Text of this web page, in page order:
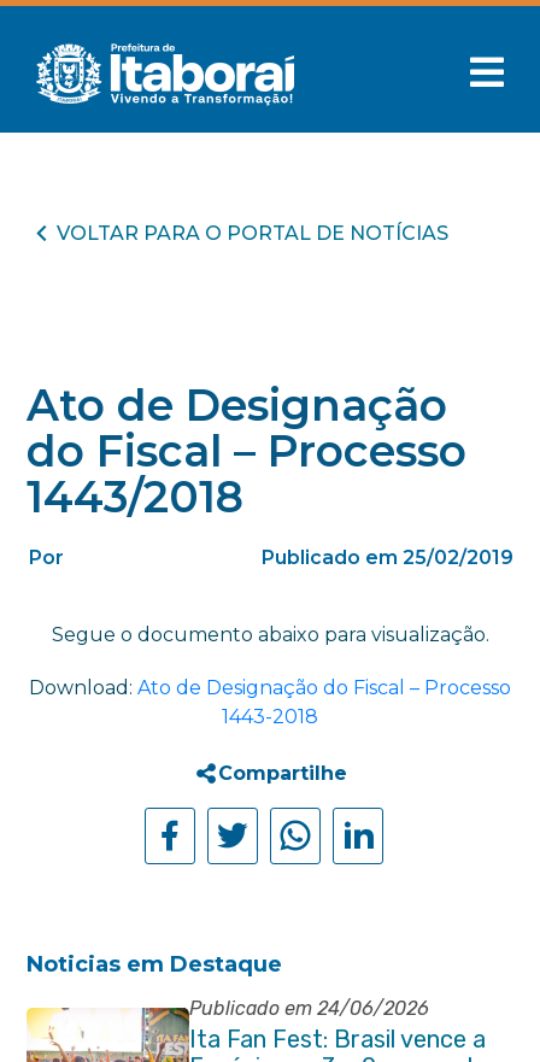
VOLTAR PARA O PORTAL DE NOTÍCIAS
Ato de Designação
do Fiscal – Processo
1443/2018
Por Publicado em 25/02/2019
Segue o documento abaixo para visualização.
Download: Ato de Designação do Fiscal – Processo
1443-2018
Compartilhe
Noticias em Destaque
Publicado em 24/06/2026
Ita Fan Fest: Brasil vence a